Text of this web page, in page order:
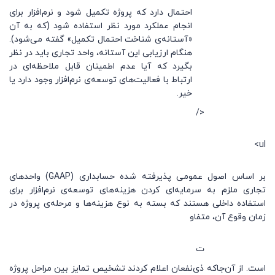
احتمال دارد که پروژه تکمیل شود و نرم‌افزار برای
انجام عملکرد مورد نظر استفاده شود (که به آن
«آستانه‌ی شناخت احتمال تکمیل» گفته می‌شود).
هنگام ارزیابی این آستانه، واحد تجاری باید در نظر
بگیرد که آیا عدم اطمینان قابل ملاحظه‌ای در
ارتباط با فعالیت‌های توسعه‌ی نرم‌افزار وجود دارد یا
خیر.
</
ul>
بر اساس اصول عمومی پذیرفته شده حسابداری (GAAP) واحدهای
تجاری ملزم به سرمایه‌ای کردن هزینه‌های توسعه‌ی نرم‌افزار برای
استفاده داخلی هستند که بسته به نوع هزینه‌ها و مرحله‌ی پروژه در
زمان وقوع آن، متفاو
ت
است. از آن‌جاکه ذی‌نفعان اعلام کردند تشخیص تمایز بین مراحل پروژه